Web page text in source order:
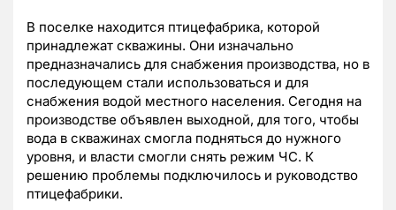
В поселке находится птицефабрика, которой
принадлежат скважины. Они изначально
предназначались для снабжения производства, но в
последующем стали использоваться и для
снабжения водой местного населения. Сегодня на
производстве объявлен выходной, для того, чтобы
вода в скважинах смогла подняться до нужного
уровня, и власти смогли снять режим ЧС. К
решению проблемы подключилось и руководство
птицефабрики.